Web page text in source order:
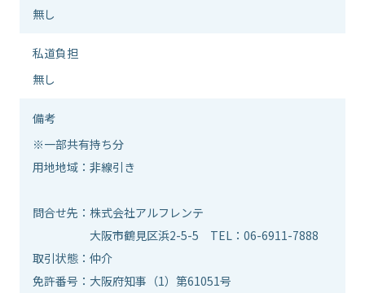
無し
私道負担
無し
備考
※一部共有持ち分
用地地域：非線引き
問合せ先：株式会社アルフレンテ
大阪市鶴見区浜2-5-5 TEL：06-6911-7888
取引状態：仲介
免許番号：大阪府知事（1）第61051号